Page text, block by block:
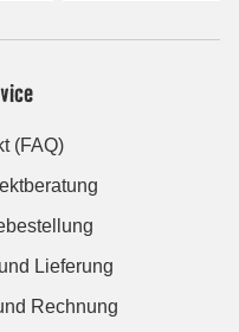
(FAQ)
Lieferung
Rechnung